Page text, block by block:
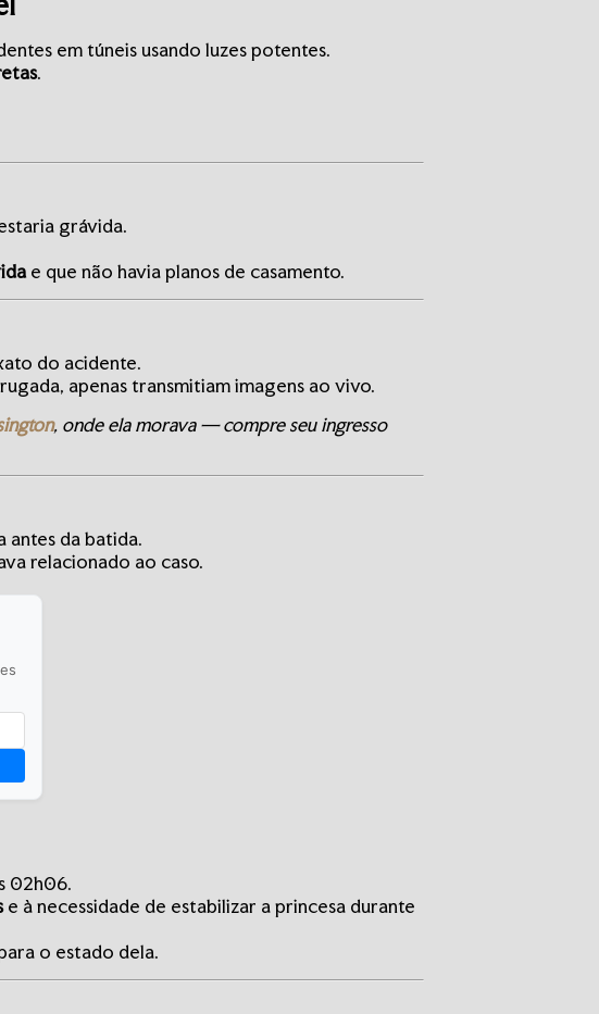
em túneis usando luzes potentes.
.
grávida.
e que não havia planos de casamento.
do acidente.
apenas transmitiam imagens ao vivo.
, onde ela morava — compre seu ingresso
antes da batida.
relacionado ao caso.
02h06.
e à necessidade de estabilizar a princesa durante
o estado dela.